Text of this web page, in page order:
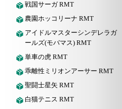
戦国サーガ RMT
農園ホッコリーナ RMT
アイドルマスターシンデレラガ
ールズ(モバマス) RMT
単車の虎 RMT
乖離性ミリオンアーサー RMT
聖闘士星矢 RMT
白猫テニス RMT